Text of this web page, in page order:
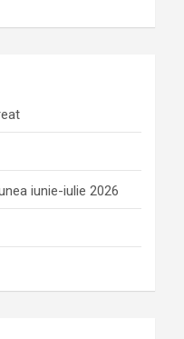
iunie-iulie 2026